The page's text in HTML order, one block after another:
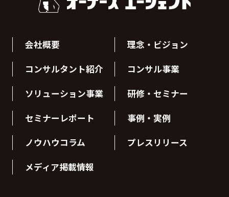
会社概要 理念・ビジョン
コンサルタント紹介 コンサル事業
ソリューション事業 研修・セミナー
セミナーレポート 事例・実例
ノウハウコラム プレスリリース
メディア掲載情報